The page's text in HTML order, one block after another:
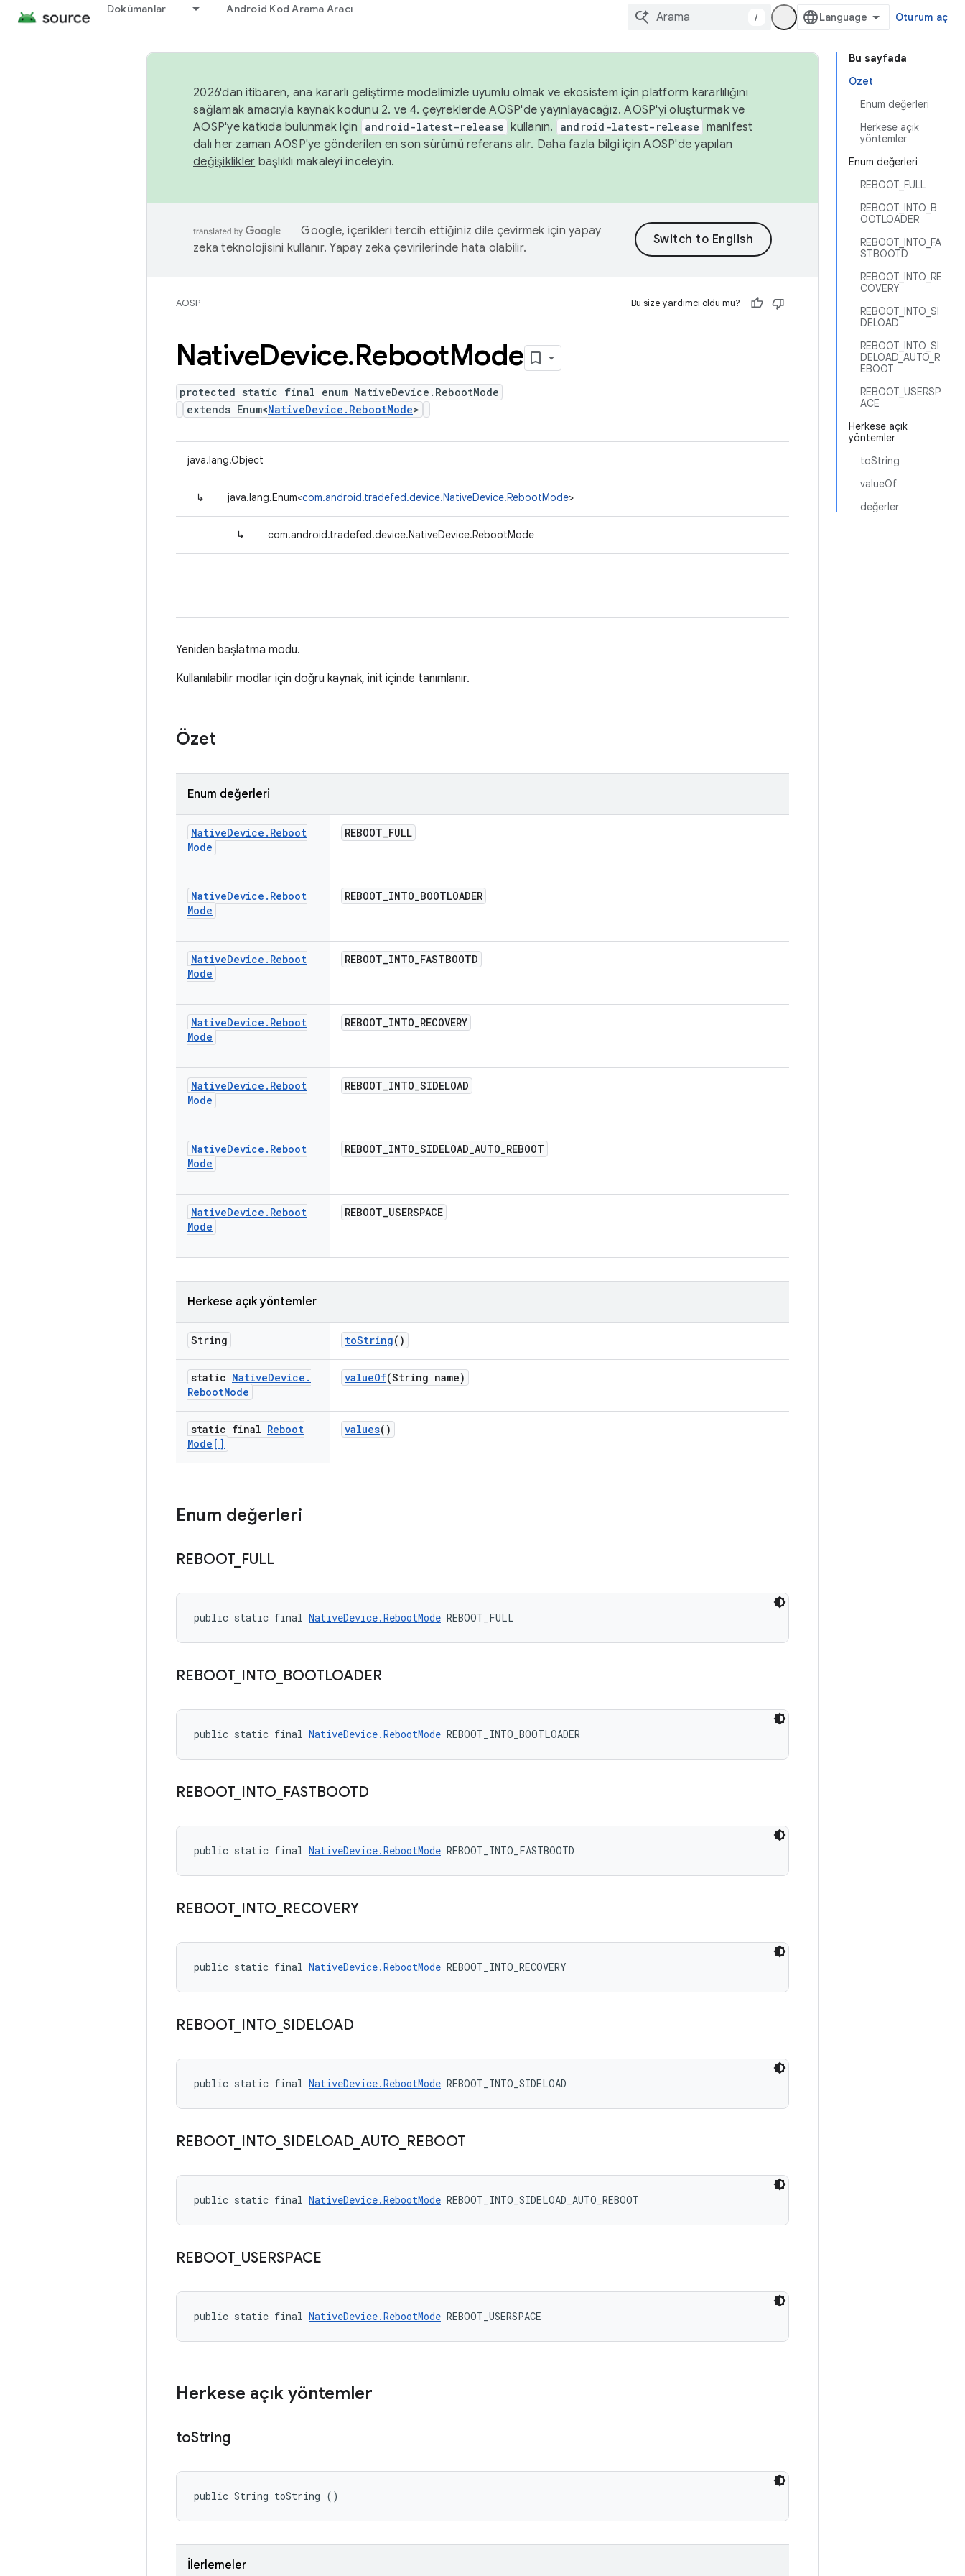
Dokümanlar Android Kod Arama Aracı
/ Oturum aç
Bu sayfada
Özet
Enum değerleri
Herkese açık
yöntemler
Enum değerleri
REBOOT_FULL
REBOOT_INTO_B
OOTLOADER
REBOOT_INTO_FA
STBOOTD
REBOOT_INTO_RE
COVERY
REBOOT_INTO_SI
DELOAD
REBOOT_INTO_SI
DELOAD_AUTO_R
EBOOT
REBOOT_USERSP
ACE
Herkese açık
yöntemler
toString
valueOf
değerler
2026'dan itibaren, ana kararlı geliştirme modelimizle uyumlu olmak ve ekosistem için platform kararlılığını
sağlamak amacıyla kaynak kodunu 2. ve 4. çeyreklerde AOSP'de yayınlayacağız. AOSP'yi oluşturmak ve
AOSP'ye katkıda bulunmak için
android-latest-release kullanın. android-latest-release manifest
dalı her zaman AOSP'ye gönderilen en son sürümü referans alır. Daha fazla bilgi içinAOSP'de yapılan
değişiklikler başlıklı makaleyi inceleyin.
Google, içerikleri tercih ettiğiniz dile çevirmek için yapay
zeka teknolojisini kullanır. Yapay zeka çevirilerinde hata olabilir.
AOSP Bu size yardımcı oldu mu?
NativeDevice.RebootMode
protected static final enum NativeDevice.RebootMode
extends Enum<NativeDevice.RebootMode>
java.lang.Object
↳ java.lang.Enum<com.android.tradefed.device.NativeDevice.RebootMode>
↳ com.android.tradefed.device.NativeDevice.RebootMode
Yeniden başlatma modu.
Kullanılabilir modlar için doğru kaynak, init içinde tanımlanır.
Özet
Enum değerleri
NativeDevice . Reboot
Mode
REBOOT_FULL
NativeDevice . Reboot
Mode
REBOOT_INTO_BOOTLOADER
NativeDevice . Reboot
Mode
REBOOT_INTO_FASTBOOTD
NativeDevice . Reboot
Mode
REBOOT_INTO_RECOVERY
NativeDevice . Reboot
Mode
REBOOT_INTO_SIDELOAD
NativeDevice . Reboot
Mode
REBOOT_INTO_SIDELOAD_AUTO_REBOOT
NativeDevice . Reboot
Mode
REBOOT_USERSPACE
Herkese açık yöntemler
String toString()
static NativeDevice .
RebootMode
valueOf(String name)
static final Reboot
Mode[]
values()
Enum değerleri
REBOOT_ FULL
public static final NativeDevice.RebootMode REBOOT_FULL
REBOOT_ INTO BOOTLOADER
public static final NativeDevice.RebootMode REBOOT_INTO_BOOTLOADER
REBOOT_ INTO FASTBOOTD
public static final NativeDevice.RebootMode REBOOT_INTO_FASTBOOTD
REBOOT_ INTO RECOVERY
public static final NativeDevice.RebootMode REBOOT_INTO_RECOVERY
REBOOT_ INTO SIDELOAD
public static final NativeDevice.RebootMode REBOOT_INTO_SIDELOAD
REBOOT_ INTO SIDELOAD AUTO REBOOT
public static final NativeDevice.RebootMode REBOOT_INTO_SIDELOAD_AUTO_REBOOT
REBOOT_ USERSPACE
public static final NativeDevice.RebootMode REBOOT_USERSPACE
Herkese açık yöntemler
toString
public String toString ()
İlerlemeler